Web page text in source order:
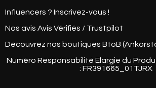
Influencers ? Inscrivez-vous !
Nos avis Avis Vérifiés / Trustpilot
Découvrez nos boutiques BtoB
Numéro Responsabilité Elargie du
: FR391665_01TJRX